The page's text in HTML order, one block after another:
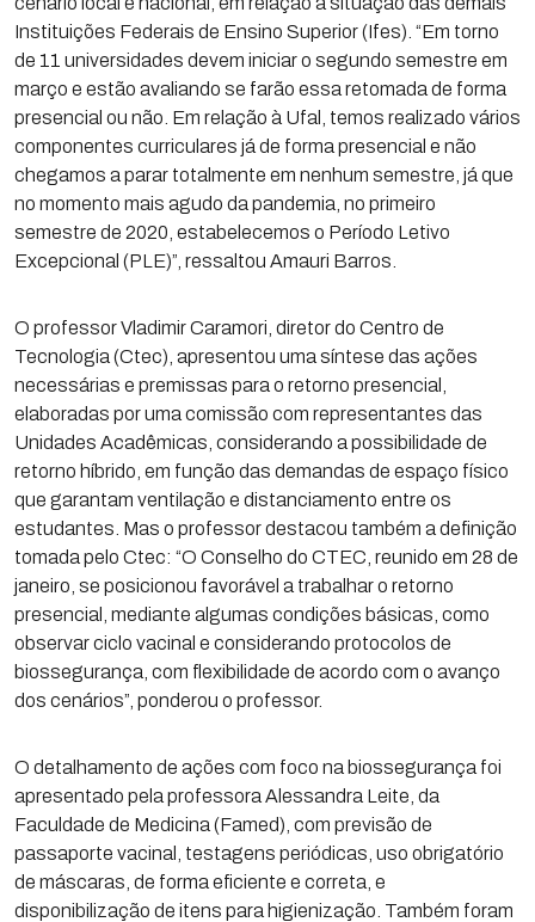
Instituições Federais de Ensino Superior (Ifes). “Em torno
de 11 universidades devem iniciar o segundo semestre em
março e estão avaliando se farão essa retomada de forma
presencial ou não. Em relação à Ufal, temos realizado vários
componentes curriculares já de forma presencial e não
chegamos a parar totalmente em nenhum semestre, já que
no momento mais agudo da pandemia, no primeiro
semestre de 2020, estabelecemos o Período Letivo
Excepcional (PLE)”, ressaltou Amauri Barros.
O professor Vladimir Caramori, diretor do Centro de
Tecnologia (Ctec), apresentou uma síntese das ações
necessárias e premissas para o retorno presencial,
elaboradas por uma comissão com representantes das
Unidades Acadêmicas, considerando a possibilidade de
retorno híbrido, em função das demandas de espaço físico
que garantam ventilação e distanciamento entre os
estudantes. Mas o professor destacou também a definição
tomada pelo Ctec: “O Conselho do CTEC, reunido em 28 de
janeiro, se posicionou favorável a trabalhar o retorno
presencial, mediante algumas condições básicas, como
observar ciclo vacinal e considerando protocolos de
biossegurança, com flexibilidade de acordo com o avanço
dos cenários”, ponderou o professor.
O detalhamento de ações com foco na biossegurança foi
apresentado pela professora Alessandra Leite, da
Faculdade de Medicina (Famed), com previsão de
passaporte vacinal, testagens periódicas, uso obrigatório
de máscaras, de forma eficiente e correta, e
disponibilização de itens para higienização. Também foram